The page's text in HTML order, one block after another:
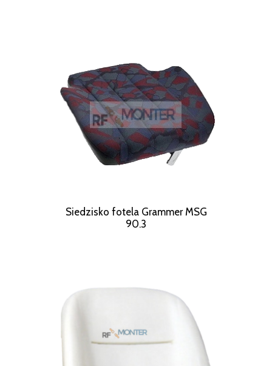
Siedzisko fotela Grammer MSG
90.3